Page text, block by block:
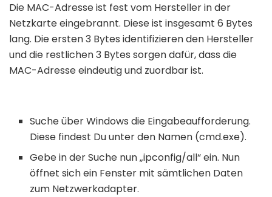
Die MAC-Adresse ist fest vom Hersteller in der
Netzkarte eingebrannt. Diese ist insgesamt 6 Bytes
lang. Die ersten 3 Bytes identifizieren den Hersteller
und die restlichen 3 Bytes sorgen dafür, dass die
MAC-Adresse eindeutig und zuordbar ist.
Suche über Windows die Eingabeaufforderung.
Diese findest Du unter den Namen (cmd.exe).
Gebe in der Suche nun „ipconfig/all“ ein. Nun
öffnet sich ein Fenster mit sämtlichen Daten
zum Netzwerkadapter.